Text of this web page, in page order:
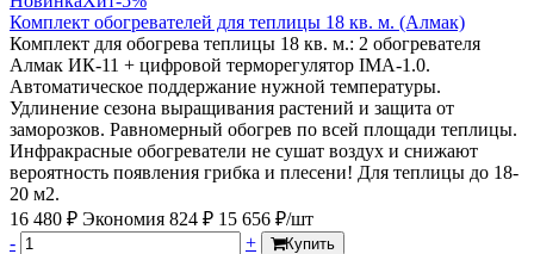
Комплект обогревателей для теплицы 18 кв. м. (Алмак)
Комплект для обогрева теплицы 18 кв. м.: 2 обогревателя
Алмак ИК-11 + цифровой терморегулятор IMA-1.0.
Автоматическое поддержание нужной температуры.
Удлинение сезона выращивания растений и защита от
заморозков. Равномерный обогрев по всей площади теплицы.
Инфракрасные обогреватели не сушат воздух и снижают
вероятность появления грибка и плесени! Для теплицы до 18-
20 м2.
16 480 ₽ Экономия 824 ₽ 15 656 ₽/шт
-
+ Купить